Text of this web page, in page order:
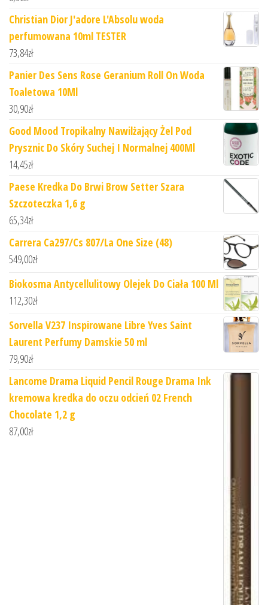
Christian Dior J'adore L'Absolu woda
perfumowana 10ml TESTER
73,84zł
Panier Des Sens Rose Geranium Roll On Woda
Toaletowa 10Ml
30,90zł
Good Mood Tropikalny Nawilżający Żel Pod
Prysznic Do Skóry Suchej I Normalnej 400Ml
14,45zł
Paese Kredka Do Brwi Brow Setter Szara
Szczoteczka 1,6 g
65,34zł
Carrera Ca297/Cs 807/La One Size (48)
549,00zł
Biokosma Antycellulitowy Olejek Do Ciała 100 Ml
112,30zł
Sorvella V237 Inspirowane Libre Yves Saint
Laurent Perfumy Damskie 50 ml
79,90zł
Lancome Drama Liquid Pencil Rouge Drama Ink
kremowa kredka do oczu odcień 02 French
Chocolate 1,2 g
87,00zł